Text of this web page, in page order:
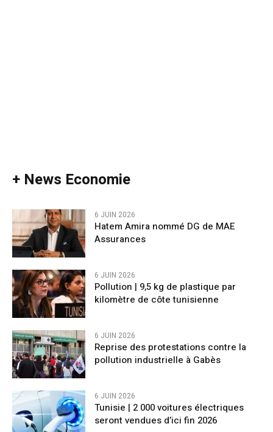
+ News Economie
6 JUIN 2026
Hatem Amira nommé DG de MAE
Assurances
6 JUIN 2026
Pollution | 9,5 kg de plastique par
kilomètre de côte tunisienne
6 JUIN 2026
Reprise des protestations contre la
pollution industrielle à Gabès
6 JUIN 2026
Tunisie | 2 000 voitures électriques
seront vendues d’ici fin 2026